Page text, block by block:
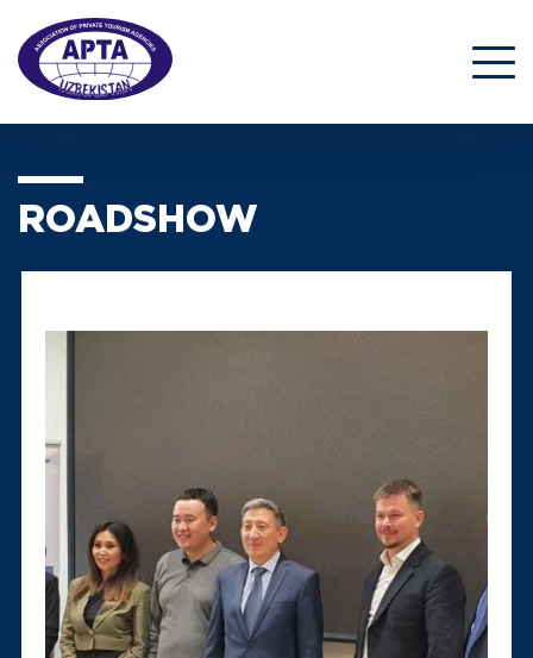
ROADSHOW